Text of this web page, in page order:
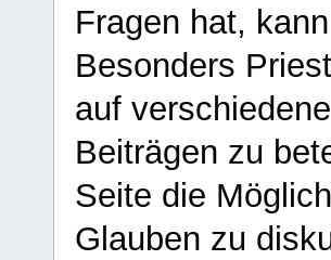
Fragen hat,
Besonders
auf
Beiträgen zu
Seite die
Glauben zu